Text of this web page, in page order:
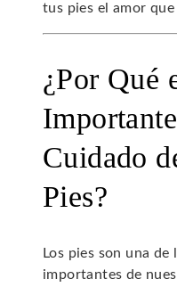
tus pies el amor que
¿Por Qué
Cuidado
Pies?
Los pies son una de
importantes de